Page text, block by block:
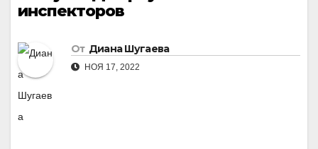
инспекторов
От Диана Шугаева
НОЯ 17, 2022